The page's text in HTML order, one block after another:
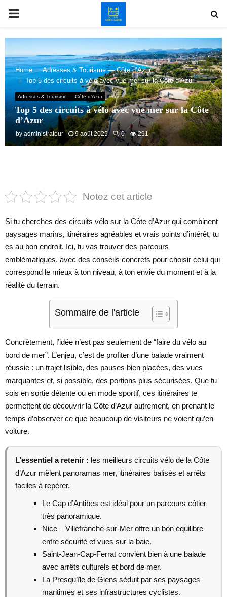
PRIMARY
MENU
Home
Adresses & Tourisme — Côte d’Azur
Top 5 des circuits à vélo avec vue mer sur la Côte d’Azur
Adresses & Tourisme — Côte d’Azur
Top 5 des circuits à vélo avec vue mer sur la Côte
d’Azur
by administrateur 9 août 2025 0 291
Notez cet article
Si tu cherches des circuits vélo sur la Côte d’Azur qui combinent
paysages marins, itinéraires agréables et vrais points d’intérêt, tu
es au bon endroit. Ici, tu vas trouver des parcours
emblématiques, avec des conseils concrets pour choisir celui qui
correspond le mieux à ton niveau, à ton envie du moment et à la
réalité du terrain.
Sommaire de l'article
Concrètement, l’idée n’est pas seulement de “faire du vélo au
bord de mer”. L’enjeu, c’est de profiter d’une balade vraiment
réussie : un trajet lisible, des pauses bien placées, des vues
marquantes et, si possible, des portions plus sécurisées. Que tu
sois en sortie détente ou en mode sportif, ces itinéraires te
permettent de découvrir la Côte d’Azur autrement, en prenant le
temps d’observer ce que beaucoup de visiteurs ne voient qu’en
voiture.
L’essentiel a retenir : les meilleurs circuits vélo de la Côte
d’Azur mêlent panoramas mer, itinéraires balisés et arrêts
faciles à repérer.
Le Cap d’Antibes est idéal pour un parcours côtier
très panoramique.
Nice – Villefranche-sur-Mer offre un bon équilibre
entre sécurité et vues sur la baie.
Saint-Jean-Cap-Ferrat convient bien à une balade
avec arrêts culturels et bord de mer.
La Presqu’île de Giens séduit par ses paysages
maritimes et ses infrastructures cyclistes.